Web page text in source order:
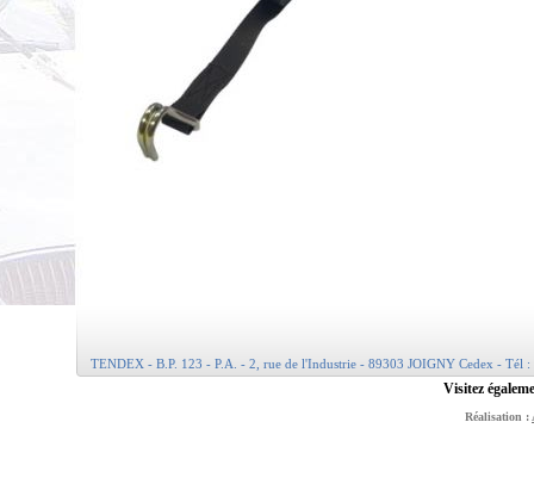
TENDEX - B.P. 123 - P.A. - 2, rue de l'Industrie - 89303 JOIGNY Cedex - Tél
Visitez
Réalisation :